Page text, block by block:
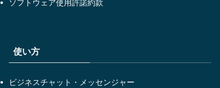
ソフトウェア使用許諾約款
使い方
ビジネスチャット・メッセンジャー